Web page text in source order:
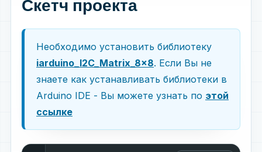
Скетч проекта
Необходимо установить библиотеку
iarduino_I2C_Matrix_8x8. Если Вы не
знаете как устанавливать библиотеки в
Arduino IDE - Вы можете узнать по этой
ссылке